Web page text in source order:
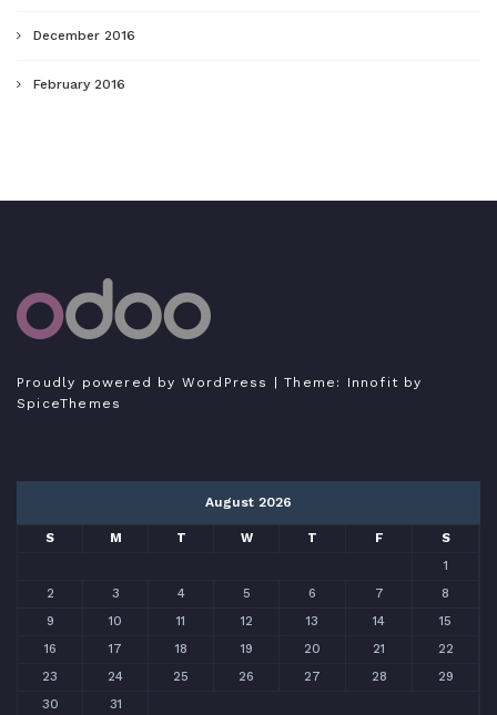
December 2016
February 2016
Proudly powered by WordPress | Theme: Innofit by
SpiceThemes
August 2026
S M T W T F
S
1
2
3 4 5 6 7
8
9
10 11 12 13 14
15
16
17 18 19 20 21
22
23
24 25 26 27 28
29
30
31